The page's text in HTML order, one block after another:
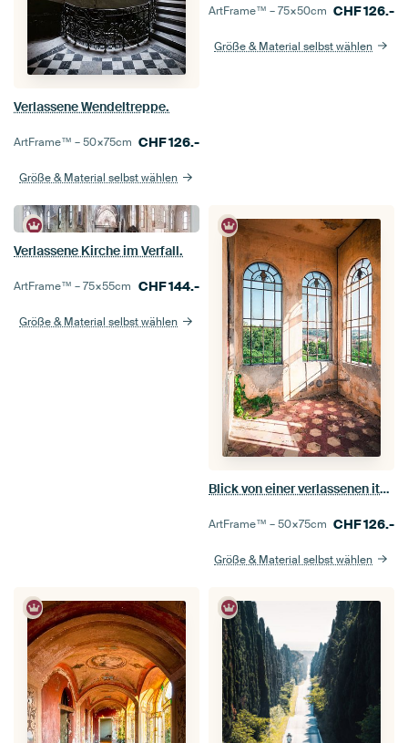
Verlassene Wendeltreppe.
ArtFrame™ –50×75cm CHF126.-
Größe & Material selbst wählen
ArtFrame™ –75×50cm CHF126.-
Größe & Material selbst wählen
Verlassene Kirche im Verfall.
ArtFrame™ –75×55cm CHF144.-
Größe & Material selbst wählen
Blick von einer verlassenen italienischen Villa.
ArtFrame™ –50×75cm CHF126.-
Größe & Material selbst wählen